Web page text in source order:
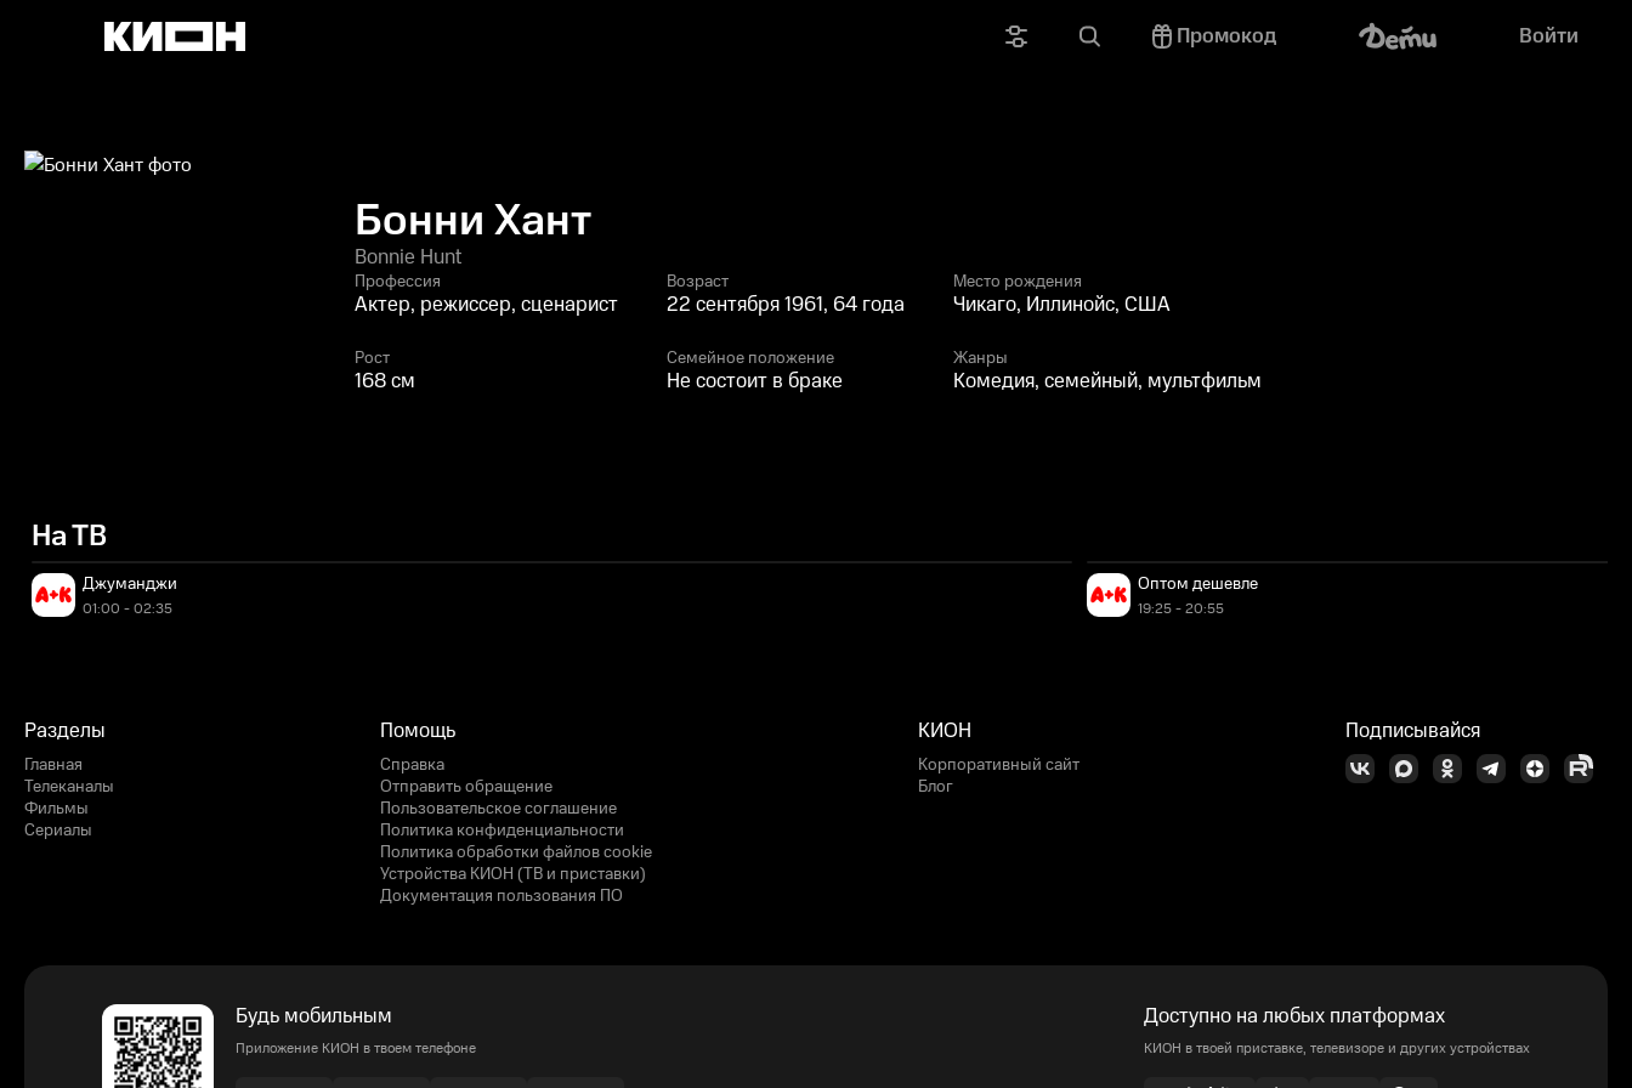
Промокод Войти
Бонни Хант
Bonnie Hunt
Профессия
Актер, режиссер, сценарист
Возраст
22 сентября 1961, 64 года
Место рождения
Чикаго, Иллинойс, США
Рост
168 см
Семейное положение
Не состоит в браке
Жанры
Комедия, семейный, мультфильм
На ТВ
Джуманджи
01:00 - 02:35
Оптом дешевле
19:25 - 20:55
Разделы
Главная
Телеканалы
Фильмы
Сериалы
Помощь
Справка
Отправить обращение
Пользовательское соглашение
Политика конфиденциальности
Политика обработки файлов cookie
Устройства КИОН (ТВ и приставки)
Документация пользования ПО
КИОН
Корпоративный сайт
Блог
Подписывайся
Будь мобильным
Приложение КИОН в твоем телефоне
Доступно на любых платформах
КИОН в твоей приставке, телевизоре и других устройствах